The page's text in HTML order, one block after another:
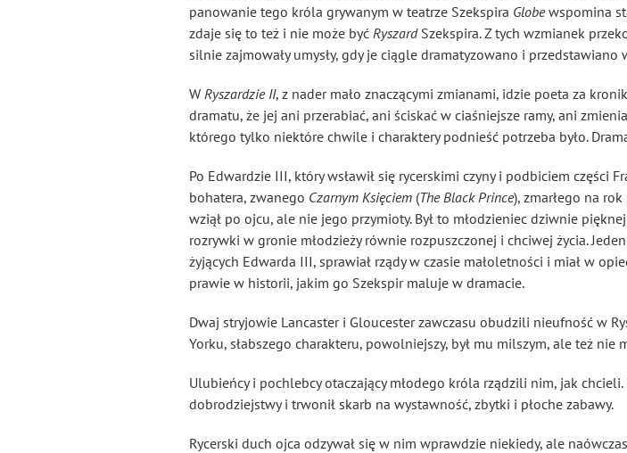
panowanie tego króla grywanym w teatrze Szekspira Globewspomina
zdaje się to też i nie może być RyszardSzekspira. Z tych wzmianek
silnie zajmowały umysły, gdy je ciągle dramatyzowano i przedstawiano
W Ryszardzie II, z nader mało znaczącymi zmianami, idzie poeta za
dramatu, że jej ani przerabiać, ani ściskać w ciaśniejsze ramy, ani
którego tylko niektóre chwile i charaktery podnieść potrzeba było.
Po Edwardzie III, który wsławił się rycerskimi czyny i podbiciem części
bohatera, zwanego Czarnym Księciem (The Black Prince), zmarłego na
wziął po ojcu, ale nie jego przymioty. Był to młodzieniec dziwnie
rozrywki w gronie młodzieży równie rozpuszczonej i chciwej życia.
żyjących Edwarda III, sprawiał rządy w czasie małoletności i miał w
prawie w historii, jakim go Szekspir maluje w dramacie.
Dwaj stryjowie Lancaster i Gloucester zawczasu obudzili nieufność w
Yorku, słabszego charakteru, powolniejszy, był mu milszym, ale też nie
Ulubieńcy i pochlebcy otaczający młodego króla rządzili nim, jak chcieli.
dobrodziejstwyi trwonił skarb na wystawność, zbytki i płoche zabawy.
Rycerski duch ojca odzywał się w nim wprawdzie niekiedy, ale